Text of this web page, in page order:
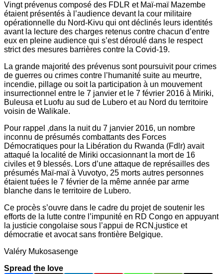
Vingt prévenus composé des FDLR et Maï-maï Mazembe
étaient présentés à l’audience devant la cour militaire
opérationnelle du Nord-Kivu qui ont déclinés leurs identités
avant la lecture des charges retenus contre chacun d’entre
eux en pleine audience qui s’est déroulé dans le respect
strict des mesures barrières contre la Covid-19.
La grande majorité des prévenus sont poursuivit pour crimes
de guerres ou crimes contre l’humanité suite au meurtre,
incendie, pillage ou soit la participation à un mouvement
insurrectionnel entre le 7 janvier et le 7 février 2016 à Miriki,
Buleusa et Luofu au sud de Lubero et au Nord du territoire
voisin de Walikale.
Pour rappel ,dans la nuit du 7 janvier 2016, un nombre
inconnu de présumés combattants des Forces
Démocratiques pour la Libération du Rwanda (Fdlr) avait
attaqué la localité de Miriki occasionnant la mort de 16
civiles et 9 blessés. Lors d’une attaque de représailles des
présumés Maï-maï à Vuvotyo, 25 morts autres personnes
étaient tuées le 7 février de la même année par arme
blanche dans le territoire de Lubero.
Ce procès s’ouvre dans le cadre du projet de soutenir les
efforts de la lutte contre l’impunité en RD Congo en appuyant
la justicie congolaise sous l’appui de RCN,justice et
démocratie et avocat sans frontière Belgique.
Valéry Mukosasenge
Spread the love